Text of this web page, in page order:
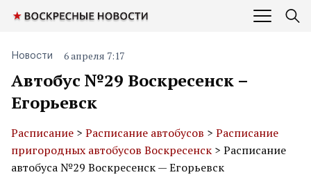
Автобус №29 Воскресенск –
Егорьевск
Новости 6 апреля 7:17
Расписание > Расписание автобусов > Расписание
пригородных автобусов Воскресенск > Расписание
автобуса №29 Воскресенск — Егорьевск